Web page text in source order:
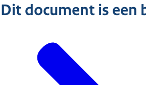
Dit document is een